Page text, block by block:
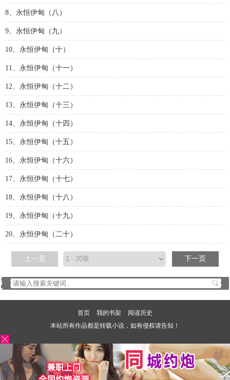
8、永恒伊甸（八）
9、永恒伊甸（九）
10、永恒伊甸（十）
11、永恒伊甸（十一）
12、永恒伊甸（十二）
13、永恒伊甸（十三）
14、永恒伊甸（十四）
15、永恒伊甸（十五）
16、永恒伊甸（十六）
17、永恒伊甸（十七）
18、永恒伊甸（十八）
19、永恒伊甸（十九）
20、永恒伊甸（二十）
上一页 下一页
首页 我的书架
阅读历史
本站所有作品都是转载小说，如有侵权请告知！